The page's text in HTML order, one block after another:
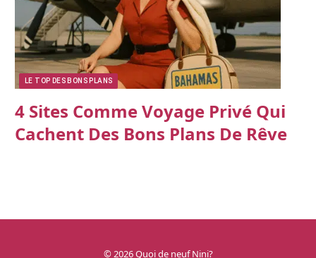
LE TOP DES BONS PLANS
4 Sites Comme Voyage Privé Qui
Cachent Des Bons Plans De Rêve
© 2026 Quoi de neuf Nini?